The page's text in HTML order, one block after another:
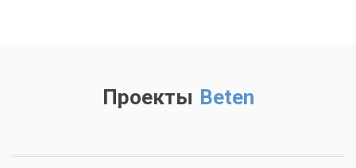
Проекты Beten